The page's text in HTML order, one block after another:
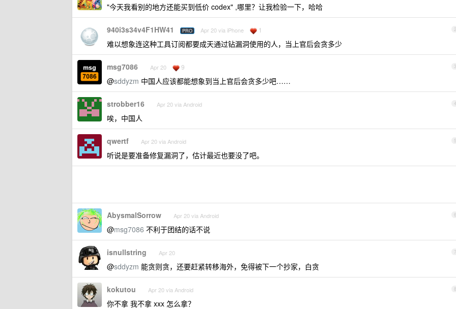
"今天我看别的地方还能买到低价 codex" ,哪里？让我检验一下，哈哈
2
940i3s34v4F1HW41 PRO Apr 20 via iPhone 1
难以想象连这种工具订阅都要成天通过钻漏洞使用的人，当上官后会贪多少
3
msg7086 Apr 20 9
@sddyzm 中国人应该都能想象到当上官后会贪多少吧……
4
strobber16 Apr 20 via Android
唉，中国人
5
qwertf Apr 20 via Android
听说是要准备修复漏洞了，估计最近也要没了吧。
6
AbysmalSorrow Apr 20 via Android
@msg7086 不利于团结的话不说
7
isnullstring Apr 20
@sddyzm 能贪则贪，还要赶紧转移海外，免得被下一个抄家，白贪
8
kokutou Apr 20 via Android
你不拿 我不拿 xxx 怎么拿？